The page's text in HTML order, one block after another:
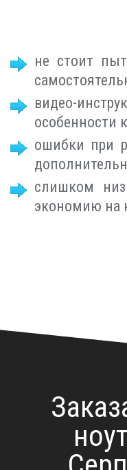
не стоит
видео-
особенности
ошибки при
слишком
экономию на